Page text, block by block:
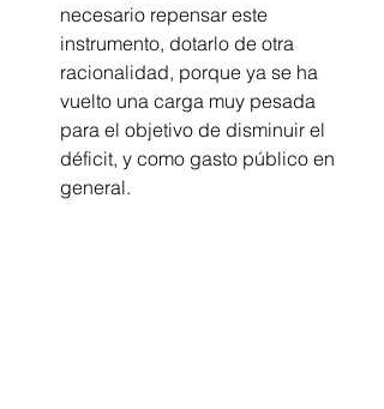
necesario repensar este
instrumento, dotarlo de otra
racionalidad, porque ya se ha
vuelto una carga muy pesada
para el objetivo de disminuir el
déficit, y como gasto público en
general.